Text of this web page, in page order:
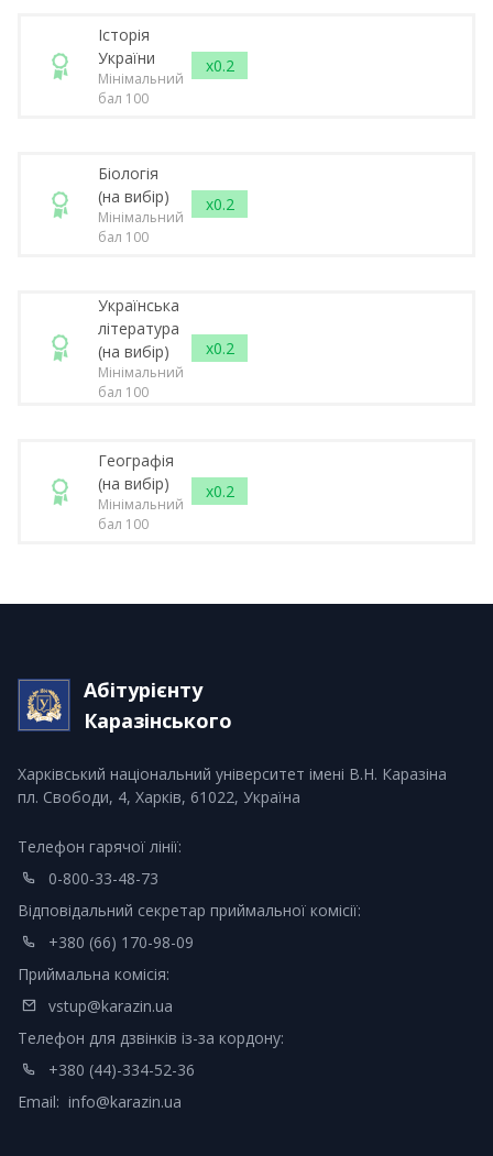
Історія
України
Мінімальний
бал 100
x0.2
Біологія
(на вибір)
Мінімальний
бал 100
x0.2
Українська
література
(на вибір)
Мінімальний
бал 100
x0.2
Географія
(на вибір)
Мінімальний
бал 100
x0.2
Абітурієнту
Каразінського
Харківський національний університет імені В.Н. Каразіна
пл. Свободи, 4, Харків, 61022, Україна
Телефон гарячої лінії:
0-800-33-48-73
Відповідальний секретар приймальної комісії:
+380 (66) 170-98-09
Приймальна комісія:
vstup@karazin.ua
Телефон для дзвінків із-за кордону:
+380 (44)-334-52-36
Email: info@karazin.ua